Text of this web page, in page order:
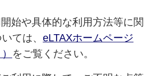
始や具体的な利用方法等に関
ては、 eLTAXホームページ
をご覧ください。